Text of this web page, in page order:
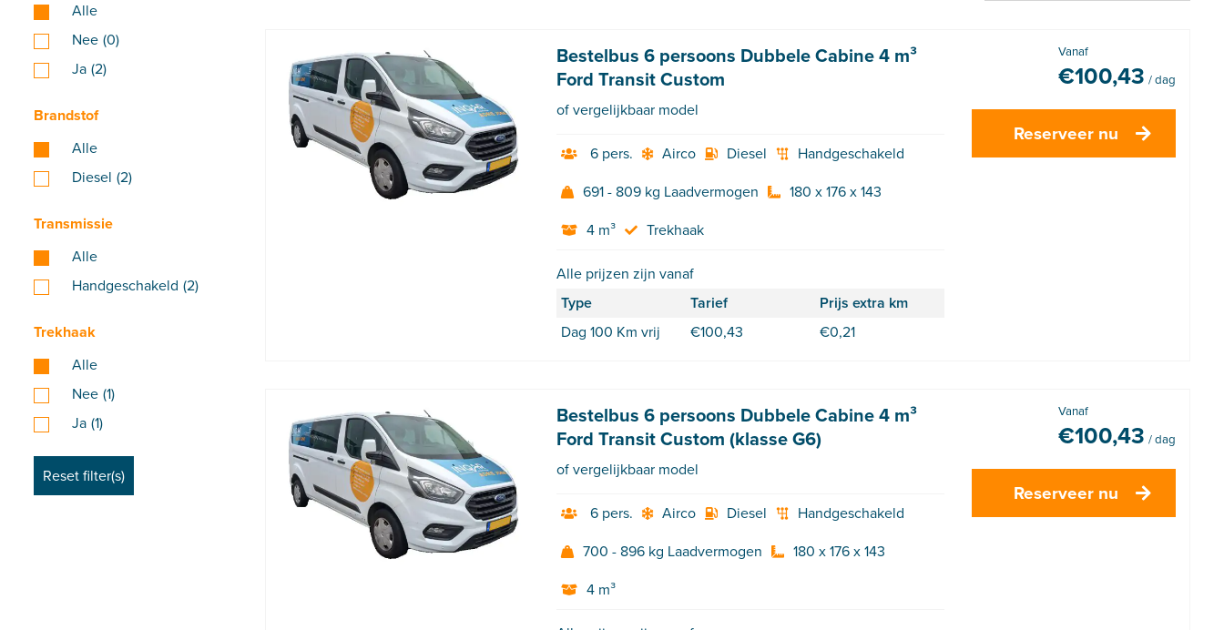
Alle
Nee (0)
Ja (2)
Brandstof
Alle
Diesel (2)
Transmissie
Alle
Handgeschakeld (2)
Trekhaak
Alle
Nee (1)
Ja (1)
Bestelbus 6 persoons Dubbele Cabine 4 m³
Ford Transit Custom
of vergelijkbaar model
6 pers. Airco Diesel
Handgeschakeld
691 - 809 kg Laadvermogen
180 x 176 x 143
4 m³
Trekhaak
Alle prijzen zijn vanaf
Type
Tarief
Prijs extra km
Dag 100 Km vrij
€100,43 €0,21
Vanaf
€100,43 / dag
Reserveer nu
Bestelbus 6 persoons Dubbele Cabine 4 m³
Ford Transit Custom (klasse G6)
of vergelijkbaar model
6 pers. Airco Diesel
Handgeschakeld
700 - 896 kg Laadvermogen
180 x 176 x 143
4 m³
Vanaf
€100,43 / dag
Reserveer nu